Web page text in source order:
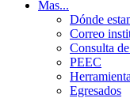
Mas...
Dónde
Correo
Consulta
PEEC
Egresados